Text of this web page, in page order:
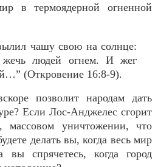
в термоядерной огненной
чашу свою на солнце:
людей огнем. И жег
(Откровение 16:8-9).
позволит народам дать
Если Лос-Анджелес сгорит
массовом уничтожении, что
делать вы, когда весь мир
вы спрячетесь, когда город